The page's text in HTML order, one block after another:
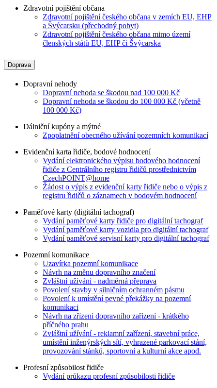
Zdravotní pojištění občana
Zdravotní pojištění českého občana v zemích EU, EHP
a Švýcarsku (přechodný pobyt)
Zdravotní pojištění českého občana mimo území
členských států EU, EHP či Švýcarska
Doprava
Dopravní nehody
Dopravní nehoda se škodou nad 100 000 Kč
Dopravní nehoda se škodou do 100 000 Kč (včetně
100 000 Kč)
Dálniční kupóny a mýtné
Zpoplatnění obecného užívání pozemních komunikací
Evidenční karta řidiče, bodové hodnocení
Vydání elektronického výpisu bodového hodnocení
řidiče z Centrálního registru řidičů prostřednictvím
CzechPOINT@home
Žádost o výpis z evidenční karty řidiče nebo o výpis z
registru řidičů o záznamech v bodovém hodnocení
Paměťové karty (digitální tachograf)
Vydání paměťové karty řidiče pro digitální tachograf
Vydání paměťové karty vozidla pro digitální tachograf
Vydání paměťové servisní karty pro digitální tachograf
Pozemní komunikace
Uzavírka pozemní komunikace
Návrh na změnu dopravního značení
Zvláštní užívání - nadměrná přeprava
Povolení stavby v silničním ochranném pásmu
Povolení k umístění pevné překážky na pozemní
komunikaci
Návrh na zřízení dopravního zařízení - krátkého
příčného prahu
Zvláštní užívání - reklamní zařízení, stavební práce,
umístění inženýrských sítí, vyhrazené parkovací stání,
provozování stánků, sportovní a kulturní akce apod.
Profesní způsobilost řidiče
Vydání průkazu profesní způsobilosti řidiče